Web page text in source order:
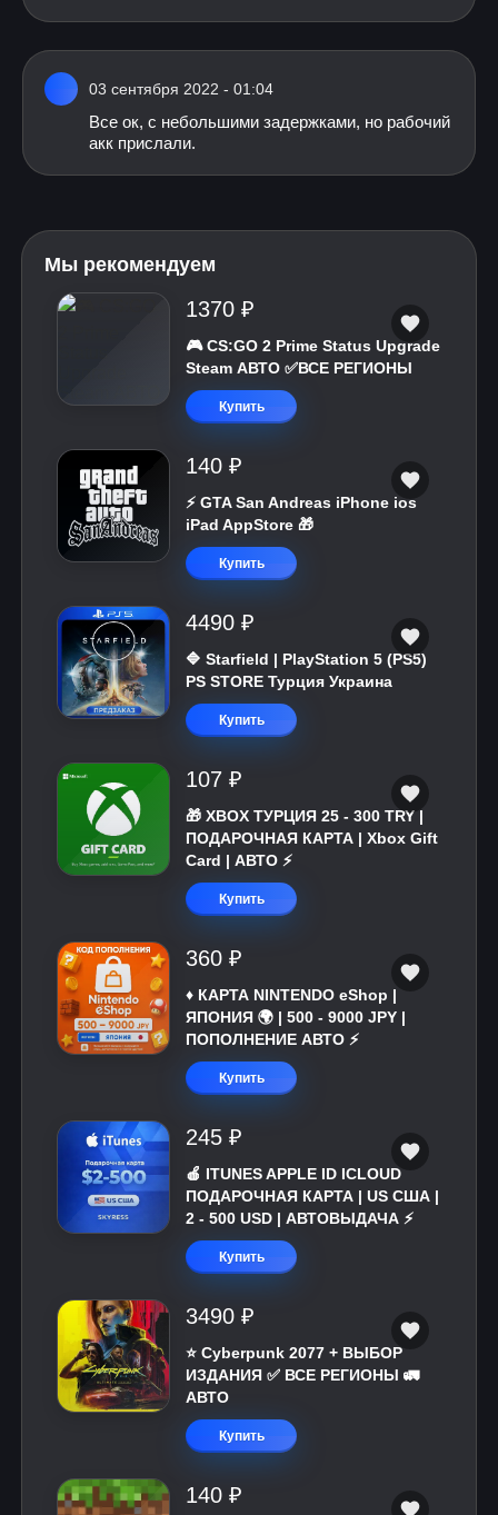
03 сентября 2022 - 01:04
Все ок, с небольшими задержками, но рабочий
акк прислали.
Мы рекомендуем
1370 ₽
🎮 CS:GO 2 Prime Status Upgrade
Steam АВТО ✅ВСЕ РЕГИОНЫ
Купить
140 ₽
⚡️ GTA San Andreas iPhone ios
iPad AppStore 🎁
Купить
4490 ₽
🔷 Starfield | PlayStation 5 (PS5)
PS STORE Турция Украина
Купить
107 ₽
🎁 XBOX ТУРЦИЯ 25 - 300 TRY |
ПОДАРОЧНАЯ КАРТА | Xbox Gift
Card | АВТО ⚡
Купить
360 ₽
♦️ КАРТА NINTENDO eShop |
ЯПОНИЯ 🌍 | 500 - 9000 JPY |
ПОПОЛНЕНИЕ АВТО ⚡
Купить
245 ₽
🍎 ITUNES APPLE ID ICLOUD
ПОДАРОЧНАЯ КАРТА | US США |
2 - 500 USD | АВТОВЫДАЧА ⚡️
Купить
3490 ₽
⭐ Cyberpunk 2077 + ВЫБОР
ИЗДАНИЯ ✅ ВСЕ РЕГИОНЫ 🚛
АВТО
Купить
140 ₽